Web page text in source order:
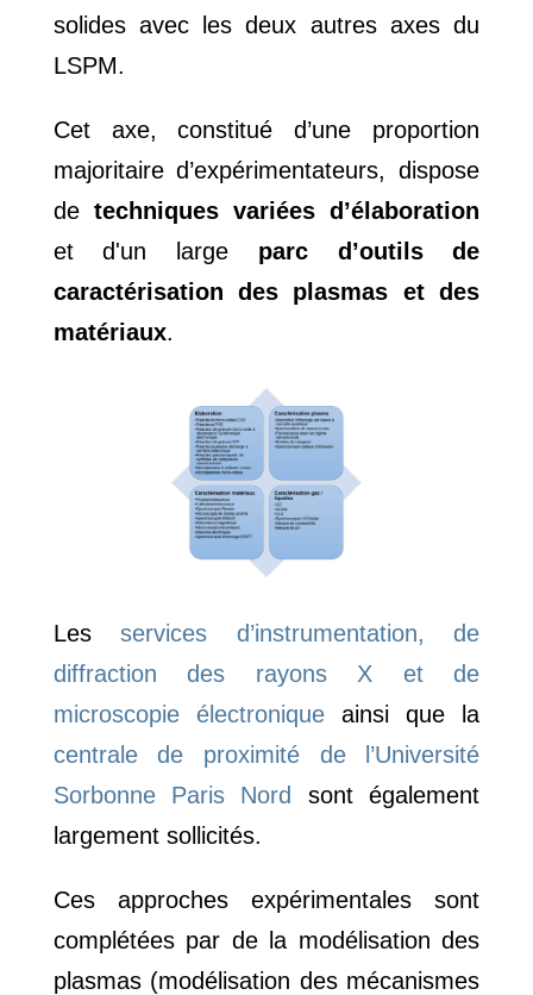
solides avec les deux autres axes du
LSPM.
Cet axe, constitué d’une proportion
majoritaire d’expérimentateurs, dispose
de techniques variées d’élaboration
et d'un large parc d’outils de
caractérisation des plasmas et des
matériaux.
Lesservices d’instrumentation, de
diffraction des rayons X et de
microscopie électroniqueainsi que la
centrale de proximité de l’Université
Sorbonne Paris Nord sont également
largement sollicités.
Ces approches expérimentales sont
complétées par de la modélisation des
plasmas (modélisation des mécanismes